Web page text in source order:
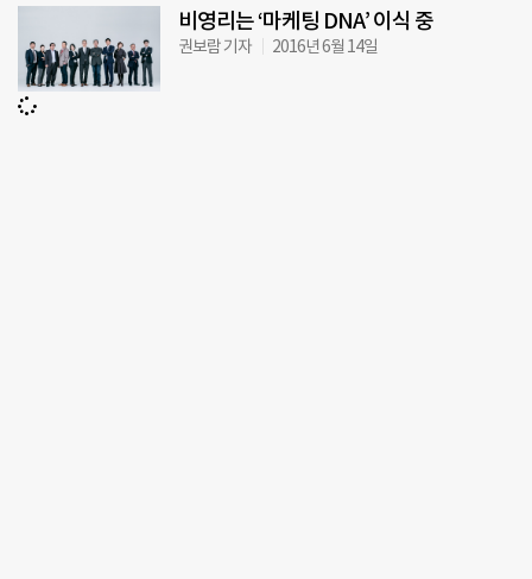
비영리는 ‘마케팅 DNA’ 이식 중
권보람 기자 2016년 6월 14일